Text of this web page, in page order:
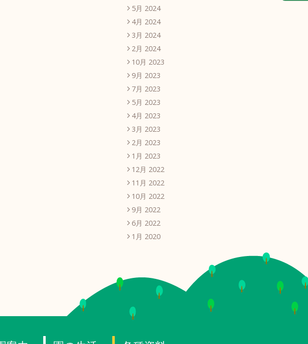
5月 2024
4月 2024
3月 2024
2月 2024
10月 2023
9月 2023
7月 2023
5月 2023
4月 2023
3月 2023
2月 2023
1月 2023
12月 2022
11月 2022
10月 2022
9月 2022
6月 2022
1月 2020